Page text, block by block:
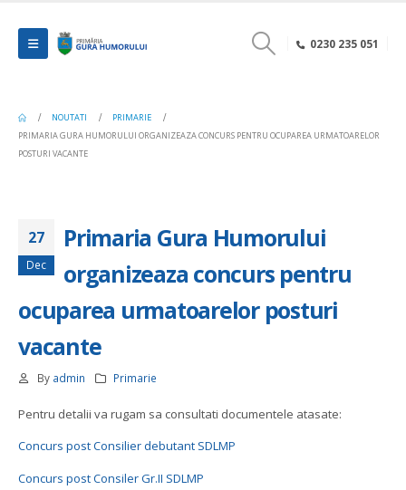
0230 235 051
NOUTATI
PRIMARIE
PRIMARIA GURA HUMORULUI ORGANIZEAZA CONCURS PENTRU OCUPAREA URMATOARELOR
POSTURI VACANTE
27
Dec
Primaria Gura Humorului
organizeaza concurs pentru
ocuparea urmatoarelor posturi
vacante
By admin Primarie
Pentru detalii va rugam sa consultati documentele atasate:
Concurs post Consilier debutant SDLMP
Concurs post Consiler Gr.II SDLMP